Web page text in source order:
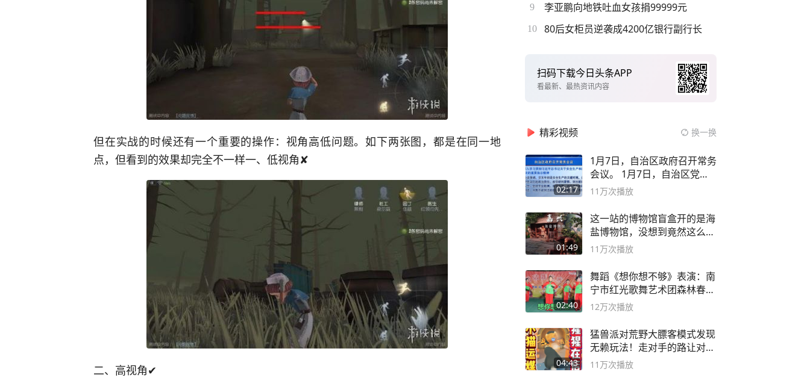
但在实战的时候还有一个重要的操作：视角高低问题。如下两张图，都是在同一地
点，但看到的效果却完全不一样一、低视角✘
二、高视角✔
9 李亚鹏向地铁吐血女孩捐99999元
10 80后女柜员逆袭成4200亿银行副行长
扫码下载今日头条APP
看最新、最热资讯内容
精彩视频 换一换
02:17
1月7日，自治区政府召开常务
会议。 1月7日，自治区党委
副书记
11万次播放
01:49
这一站的博物馆盲盒开的是海
盐博物馆，没想到竟然这么好
逛！
11万次播放
02:40
舞蹈《想你想不够》表演：南
宁市红光歌舞艺术团森林春红
舞蹈队。
12万次播放
04:43
猛兽派对荒野大膘客模式发现
无赖玩法！走对手的路让对手
无路可走
11万次播放